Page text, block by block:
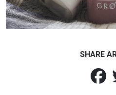
SHARE